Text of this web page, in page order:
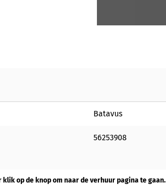
Batavus
56253908
op de knop om naar de verhuur pagina te gaan.